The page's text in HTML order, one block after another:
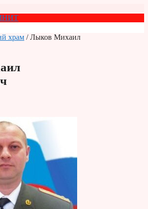
храм / Лыков Михаил